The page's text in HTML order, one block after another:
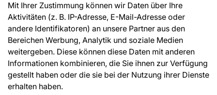
Mit Ihrer Zustimmung können wir Daten über Ihre
Aktivitäten (z. B. IP-Adresse, E-Mail-Adresse oder
andere Identifikatoren) an unsere Partner aus den
Bereichen Werbung, Analytik und soziale Medien
weitergeben. Diese können diese Daten mit anderen
Informationen kombinieren, die Sie ihnen zur Verfügung
gestellt haben oder die sie bei der Nutzung ihrer Dienste
erhalten haben.
EU-Projekte
Ratschläge und Tipps
FAQ
Kontakt
Haben Sie Fragen? Wir helfen Ihnen gerne weiter